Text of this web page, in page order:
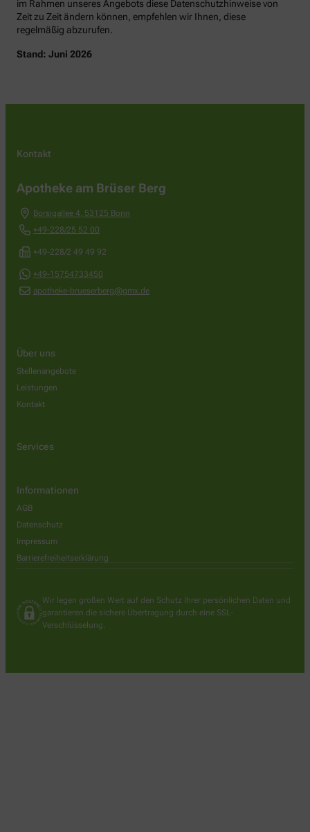
im Rahmen unseres Angebots diese Datenschutzhinweise von
Zeit zu Zeit ändern können, empfehlen wir Ihnen, diese
regelmäßig abzurufen.
Stand: Juni 2026
Kontakt
Apotheke am Brüser Berg
Borsigallee 4, 53125 Bonn
+49-228/25 52 00
+49-228/2 49 49 92
+49-15754733450
apotheke-brueserberg@gmx.de
Über uns
Stellenangebote
Leistungen
Kontakt
Services
Informationen
AGB
Datenschutz
Impressum
Barrierefreiheitserklärung
Wir legen großen Wert auf den Schutz Ihrer persönlichen Daten und
garantieren die sichere Übertragung durch eine SSL-
Verschlüsselung.